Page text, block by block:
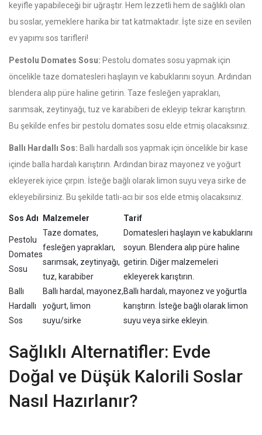
keyifle yapabileceği bir uğraştır. Hem lezzetli hem de sağlıklı olan
bu soslar, yemeklere harika bir tat katmaktadır. İşte size en sevilen
ev yapımı sos tarifleri!
Pestolu Domates Sosu: Pestolu domates sosu yapmak için
öncelikle taze domatesleri haşlayın ve kabuklarını soyun. Ardından
blendera alıp püre haline getirin. Taze fesleğen yaprakları,
sarımsak, zeytinyağı, tuz ve karabiberi de ekleyip tekrar karıştırın.
Bu şekilde enfes bir pestolu domates sosu elde etmiş olacaksınız.
Ballı Hardallı Sos: Ballı hardallı sos yapmak için öncelikle bir kase
içinde balla hardalı karıştırın. Ardından biraz mayonez ve yoğurt
ekleyerek iyice çırpın. İsteğe bağlı olarak limon suyu veya sirke de
ekleyebilirsiniz. Bu şekilde tatlı-acı bir sos elde etmiş olacaksınız.
Sos Adı Malzemeler Tarif
Pestolu
Domates
Sosu
Taze domates,
fesleğen yaprakları,
sarımsak, zeytinyağı,
tuz, karabiber
Domatesleri haşlayın ve kabuklarını
soyun. Blendera alıp püre haline
getirin. Diğer malzemeleri
ekleyerek karıştırın.
Ballı
Hardallı
Sos
Ballı hardal, mayonez,
yoğurt, limon
suyu/sirke
Ballı hardalı, mayonez ve yoğurtla
karıştırın. İsteğe bağlı olarak limon
suyu veya sirke ekleyin.
Sağlıklı Alternatifler: Evde
Doğal ve Düşük Kalorili Soslar
Nasıl Hazırlanır?